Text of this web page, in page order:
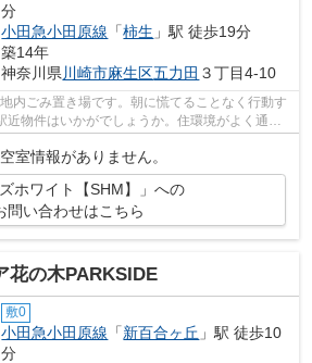
分
小田急小田原線 「柿生 」駅 徒歩19分
築14年
神奈川県 川崎市麻生区五力田 ３丁目4-10
内ごみ置き場です。朝に慌てることなく行動す
近物件はいかがでしょうか。住環境がよく通風
室情報がありません。
ズホワイト【SHM】」への
問い合わせはこちら
花の木PARKSIDE
敷0
小田急小田原線 「新百合ヶ丘 」駅 徒歩10
分